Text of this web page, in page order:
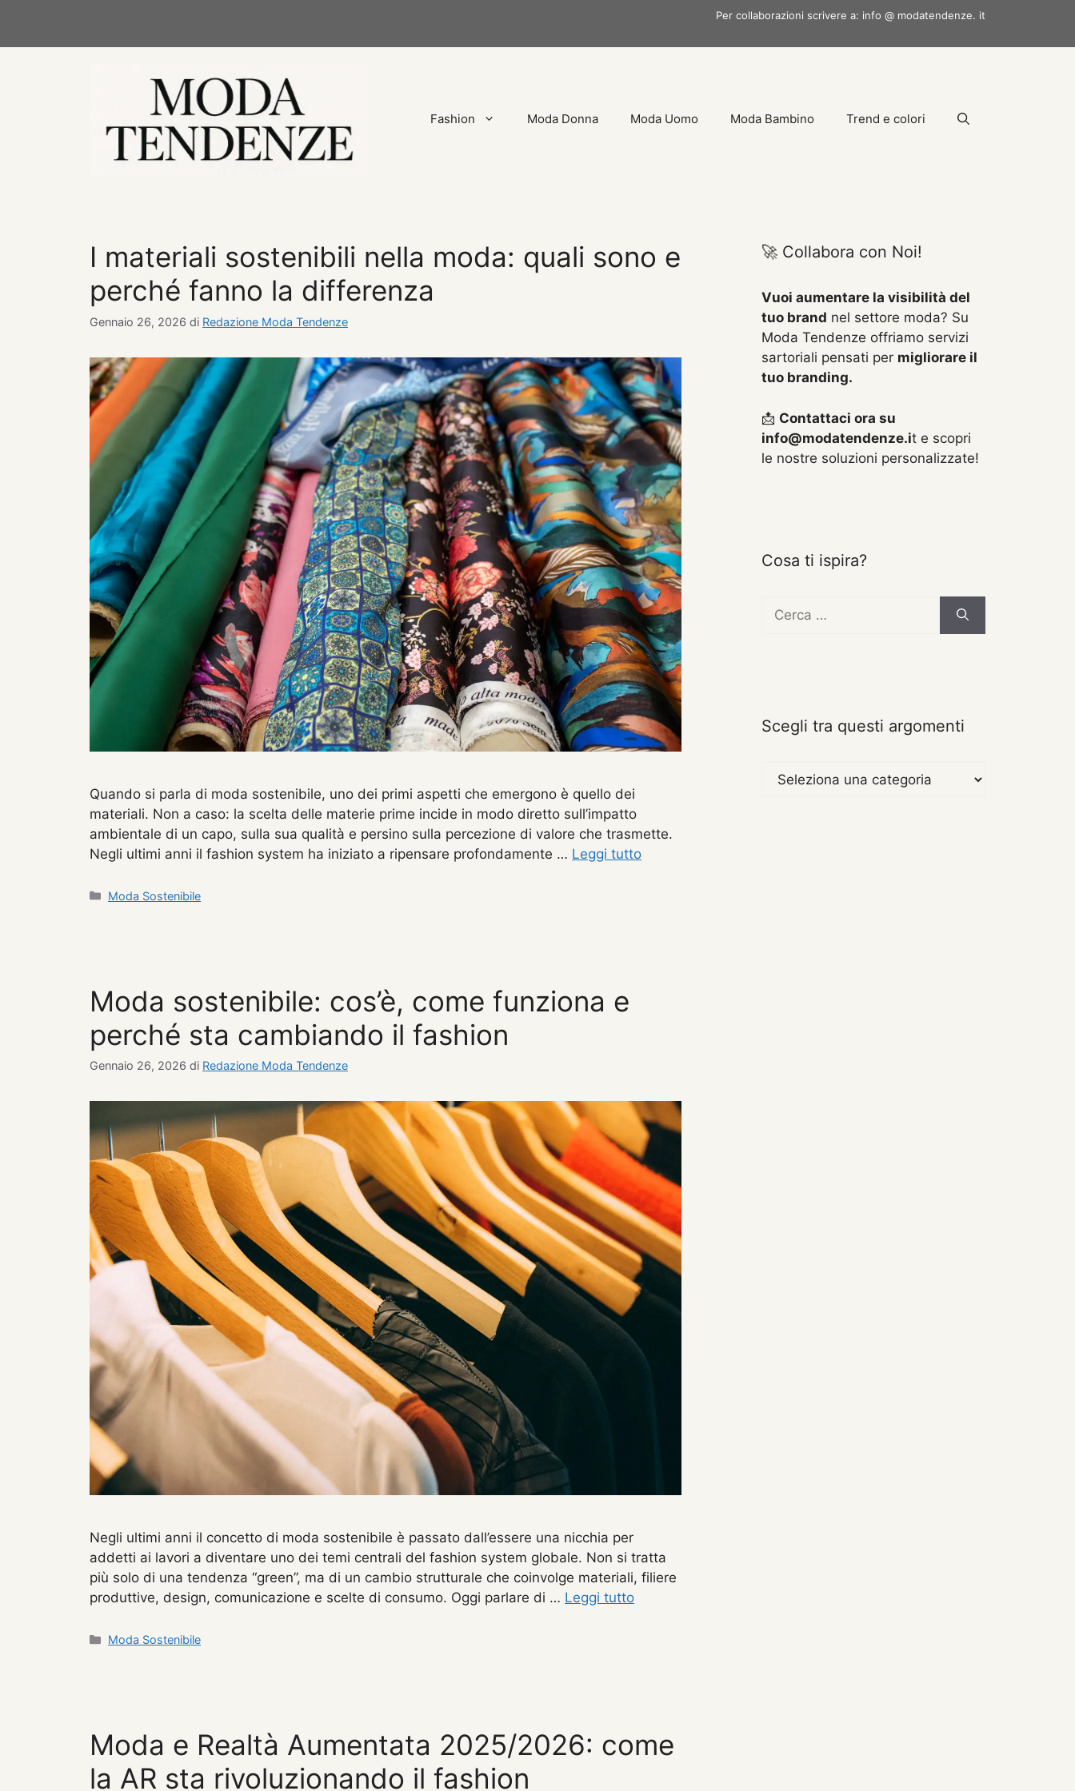
contenuto
Per collaborazioni scrivere a: info @ modatendenze. it
Fashion Moda Donna Moda Uomo Moda Bambino Trend e colori
I materiali sostenibili nella moda: quali sono e
perché fanno la differenza
Gennaio 26, 2026 di Redazione Moda Tendenze
Quando si parla di moda sostenibile, uno dei primi aspetti che emergono è quello dei
materiali. Non a caso: la scelta delle materie prime incide in modo diretto sull’impatto
ambientale di un capo, sulla sua qualità e persino sulla percezione di valore che trasmette.
Negli ultimi anni il fashion system ha iniziato a ripensare profondamente … Leggi tutto
Categorie
Moda Sostenibile
Moda sostenibile: cos’è, come funziona e
perché sta cambiando il fashion
Gennaio 26, 2026 di Redazione Moda Tendenze
Negli ultimi anni il concetto di moda sostenibile è passato dall’essere una nicchia per
addetti ai lavori a diventare uno dei temi centrali del fashion system globale. Non si tratta
più solo di una tendenza “green”, ma di un cambio strutturale che coinvolge materiali, filiere
produttive, design, comunicazione e scelte di consumo. Oggi parlare di … Leggi tutto
Categorie
Moda Sostenibile
Moda e Realtà Aumentata 2025/2026: come
la AR sta rivoluzionando il fashion
🚀 Collabora con Noi!
Vuoi aumentare la visibilità del
tuo brand nel settore moda? Su
Moda Tendenze offriamo servizi
sartoriali pensati per migliorare il
tuo branding.
📩 Contattaci ora su
info@modatendenze.it e scopri
le nostre soluzioni personalizzate!
Cosa ti ispira?
per:
Scegli tra questi argomenti
Scegli